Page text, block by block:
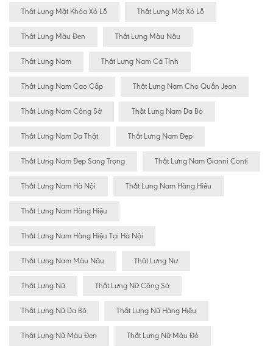
Thắt Lưng Mặt Khóa Xỏ Lỗ Thắt Lưng Mặt Xỏ Lỗ
Thắt Lưng Màu Đen Thắt Lưng Màu Nâu
Thắt Lưng Nam Thắt Lưng Nam Cá Tính
Thắt Lưng Nam Cao Cấp Thắt Lưng Nam Cho Quần Jean
Thắt Lưng Nam Công Sở Thắt Lưng Nam Da Bò
Thắt Lưng Nam Da Thật Thắt Lưng Nam Đẹp
Thắt Lưng Nam Đẹp Sang Trọng Thắt Lưng Nam Gianni Conti
Thắt Lưng Nam Hà Nội Thắt Lưng Nam Hàng Hiêu
Thắt Lưng Nam Hàng Hiệu
Thắt Lưng Nam Hàng Hiệu Tại Hà Nội
Thắt Lưng Nam Màu Nâu Thăt Lưng Nư
Thắt Lưng Nữ Thắt Lưng Nữ Công Sở
Thắt Lưng Nữ Da Bò Thắt Lưng Nữ Hàng Hiệu
Thắt Lưng Nữ Màu Đen Thắt Lưng Nữ Màu Đỏ